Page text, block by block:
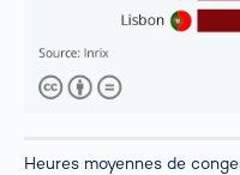
Heures moyennes de